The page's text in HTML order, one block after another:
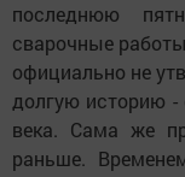
последнюю
сварочные
официально не
долгую историю -
века. Сама же
раньше.